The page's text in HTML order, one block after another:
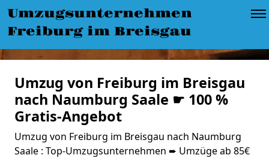
Umzugsunternehmen
Freiburg im Breisgau
Umzug von Freiburg im Breisgau
nach Naumburg Saale ☛ 100 %
Gratis-Angebot
Umzug von Freiburg im Breisgau nach Naumburg
Saale : Top-Umzugsunternehmen ➨ Umzüge ab 85€